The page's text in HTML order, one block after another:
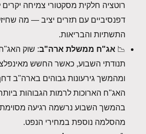
רוטציה חלקית מסקטורי צמיחה
דפנסיביים עם תזרים יציב — מה
התשתיות והבריאות.
📉 אג"ח ממשלת ארה"ב: שוק
תנודתי השבוע, כאשר החשש
ומהמשך גירעונות גבוהים בארה"ב
האג"ח הארוכות לרמות הגבוהות
בהמשך השבוע נרשמה רגיעה
מהסלמה נוספת במחירי הנפט.